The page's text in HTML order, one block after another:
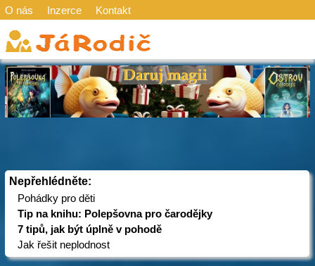
O nás Inzerce Kontakt
Nepřehlédněte:
Pohádky pro děti
Tip na knihu: Polepšovna pro čarodějky
7 tipů, jak být úplně v pohodě
Jak řešit neplodnost